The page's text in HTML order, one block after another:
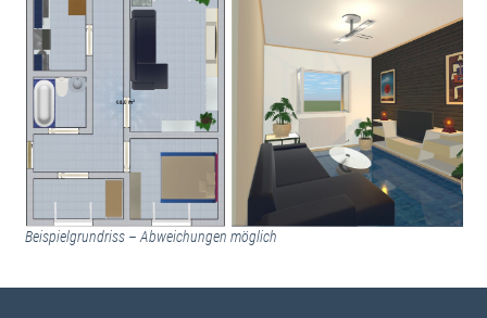
Beispielgrundriss – Abweichungen möglich